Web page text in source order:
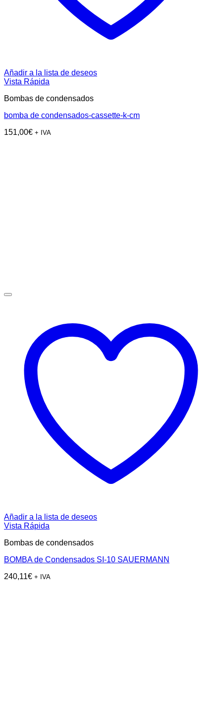
Añadir a la lista de deseos
Vista Rápida
Bombas de condensados
bomba de condensados-cassette-k-cm
151,00€ + IVA
Añadir a la lista de deseos
Vista Rápida
Bombas de condensados
BOMBA de Condensados SI-10 SAUERMANN
240,11€ + IVA